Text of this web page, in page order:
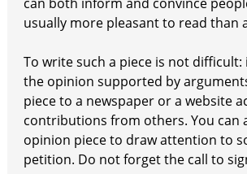
usually more pleasant to read than
To write such a piece is not
the opinion supported by
piece to a newspaper or a website
contributions from others. You can
opinion piece to draw attention to
petition. Do not forget the call to